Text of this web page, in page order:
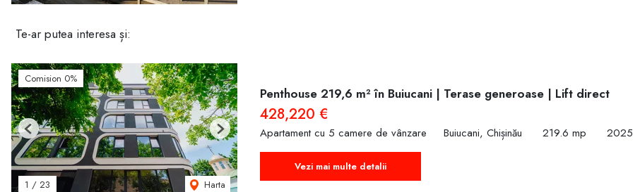
Te-ar putea interesa și:
Comision 0%
1 / 23 Harta
Previous Next
Penthouse 219,6 m² în Buiucani | Terase generoase | Lift direct
428,220 €
Apartament cu 5 camere de vânzare Buiucani, Chișinău 219.6 mp 2025
Vezi mai multe detalii